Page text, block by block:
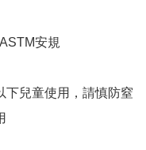
安規
兒童使用，請慎防窒